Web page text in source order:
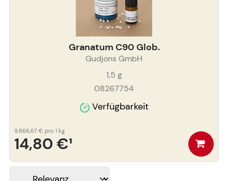
Granatum C90 Glob.
Gudjons GmbH
1,5 g
08267754
Verfügbarkeit
14,80 €¹
9.866,67 € pro 1 kg